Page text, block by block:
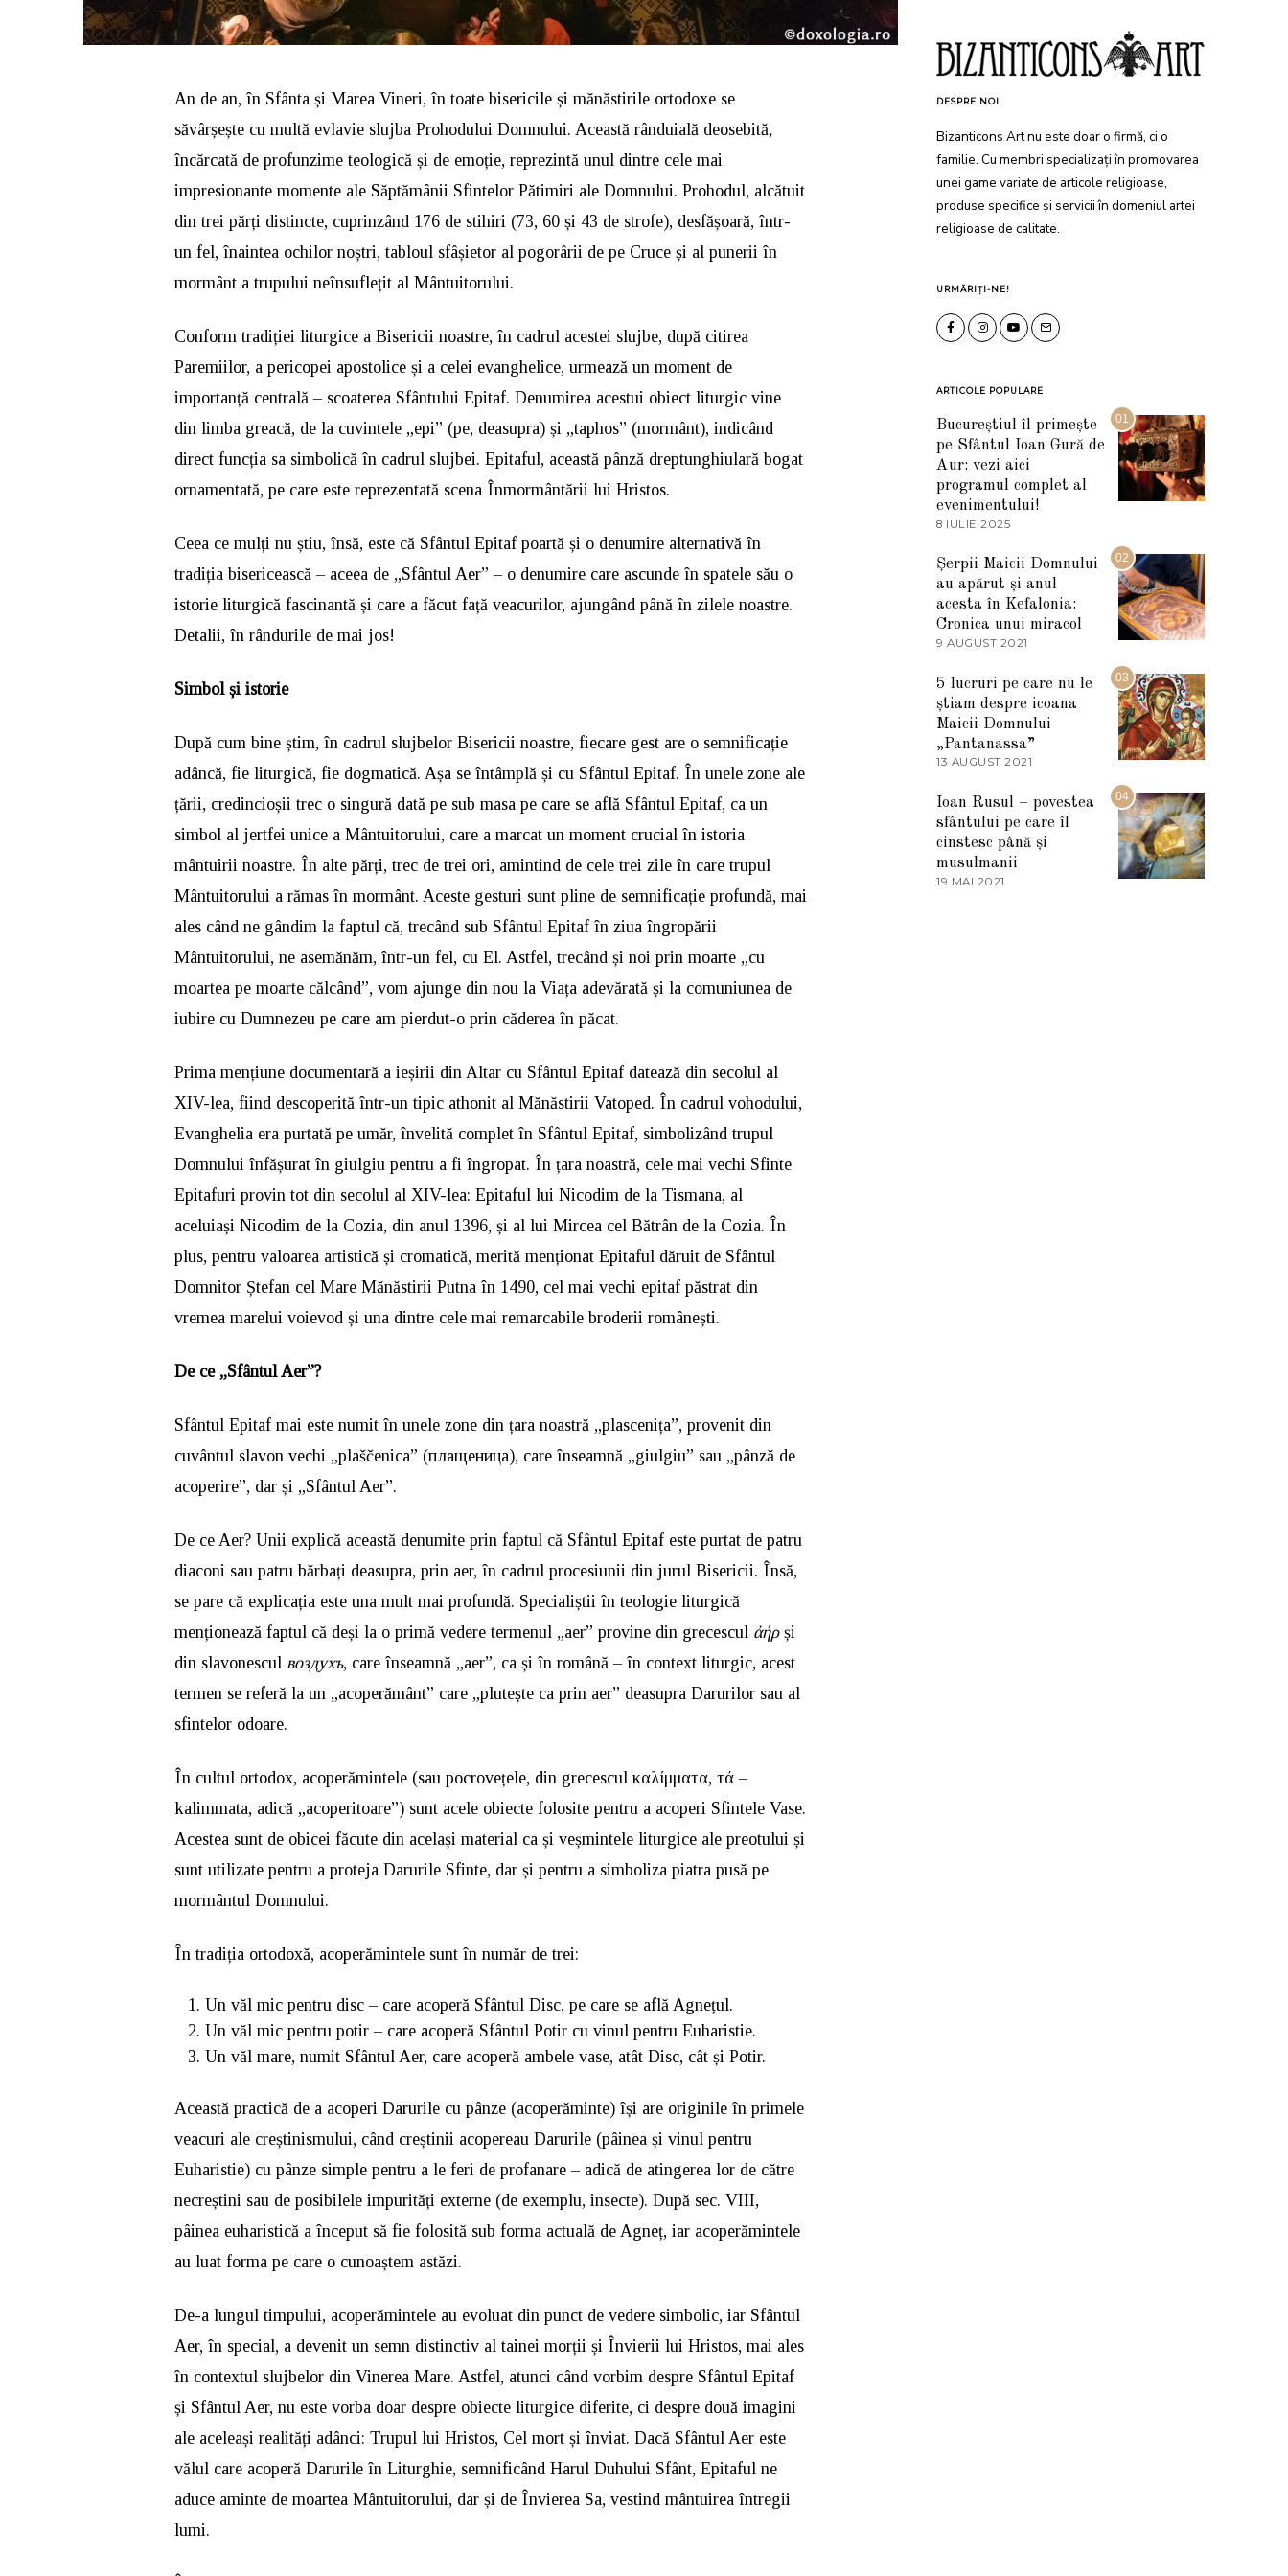
An de an, în Sfânta și Marea Vineri, în toate bisericile și mănăstirile ortodoxe se
săvârșește cu multă evlavie slujba Prohodului Domnului. Această rânduială deosebită,
încărcată de profunzime teologică și de emoție, reprezintă unul dintre cele mai
impresionante momente ale Săptămânii Sfintelor Pătimiri ale Domnului. Prohodul, alcătuit
din trei părți distincte, cuprinzând 176 de stihiri (73, 60 și 43 de strofe), desfășoară, într-
un fel, înaintea ochilor noștri, tabloul sfâșietor al pogorârii de pe Cruce și al punerii în
mormânt a trupului neînsuflețit al Mântuitorului.
Conform tradiției liturgice a Bisericii noastre, în cadrul acestei slujbe, după citirea
Paremiilor, a pericopei apostolice și a celei evanghelice, urmează un moment de
importanță centrală – scoaterea Sfântului Epitaf. Denumirea acestui obiect liturgic vine
din limba greacă, de la cuvintele „epi” (pe, deasupra) și „taphos” (mormânt), indicând
direct funcția sa simbolică în cadrul slujbei. Epitaful, această pânză dreptunghiulară bogat
ornamentată, pe care este reprezentată scena Înmormântării lui Hristos.
Ceea ce mulți nu știu, însă, este că Sfântul Epitaf poartă și o denumire alternativă în
tradiția bisericească – aceea de „Sfântul Aer” – o denumire care ascunde în spatele său o
istorie liturgică fascinantă și care a făcut față veacurilor, ajungând până în zilele noastre.
Detalii, în rândurile de mai jos!
Simbol și istorie
După cum bine știm, în cadrul slujbelor Bisericii noastre, fiecare gest are o semnificație
adâncă, fie liturgică, fie dogmatică. Așa se întâmplă și cu Sfântul Epitaf. În unele zone ale
țării, credincioșii trec o singură dată pe sub masa pe care se află Sfântul Epitaf, ca un
simbol al jertfei unice a Mântuitorului, care a marcat un moment crucial în istoria
mântuirii noastre. În alte părți, trec de trei ori, amintind de cele trei zile în care trupul
Mântuitorului a rămas în mormânt. Aceste gesturi sunt pline de semnificație profundă, mai
ales când ne gândim la faptul că, trecând sub Sfântul Epitaf în ziua îngropării
Mântuitorului, ne asemănăm, într-un fel, cu El. Astfel, trecând și noi prin moarte „cu
moartea pe moarte călcând”, vom ajunge din nou la Viața adevărată și la comuniunea de
iubire cu Dumnezeu pe care am pierdut-o prin căderea în păcat.
Prima mențiune documentară a ieșirii din Altar cu Sfântul Epitaf datează din secolul al
XIV-lea, fiind descoperită într-un tipic athonit al Mănăstirii Vatoped. În cadrul vohodului,
Evanghelia era purtată pe umăr, învelită complet în Sfântul Epitaf, simbolizând trupul
Domnului înfășurat în giulgiu pentru a fi îngropat. În țara noastră, cele mai vechi Sfinte
Epitafuri provin tot din secolul al XIV-lea: Epitaful lui Nicodim de la Tismana, al
aceluiași Nicodim de la Cozia, din anul 1396, și al lui Mircea cel Bătrân de la Cozia. În
plus, pentru valoarea artistică și cromatică, merită menționat Epitaful dăruit de Sfântul
Domnitor Ștefan cel Mare Mănăstirii Putna în 1490, cel mai vechi epitaf păstrat din
vremea marelui voievod și una dintre cele mai remarcabile broderii românești.
De ce „Sfântul Aer”?
Sfântul Epitaf mai este numit în unele zone din țara noastră „plascenița”, provenit din
cuvântul slavon vechi „plaščenica” (плащеница), care înseamnă „giulgiu” sau „pânză de
acoperire”, dar și „Sfântul Aer”.
De ce Aer? Unii explică această denumite prin faptul că Sfântul Epitaf este purtat de patru
diaconi sau patru bărbați deasupra, prin aer, în cadrul procesiunii din jurul Bisericii. Însă,
se pare că explicația este una mult mai profundă. Specialiștii în teologie liturgică
menționează faptul că deși la o primă vedere termenul „aer” provine din grecescul ἀήρși
din slavonescul воздухъ, care înseamnă „aer”, ca și în română – în context liturgic, acest
termen se referă la un „acoperământ” care „plutește ca prin aer” deasupra Darurilor sau al
sfintelor odoare.
În cultul ortodox, acoperămintele (sau pocrovețele, din grecescul καλίμματα, τά –
kalimmata, adică „acoperitoare”) sunt acele obiecte folosite pentru a acoperi Sfintele Vase.
Acestea sunt de obicei făcute din același material ca și veșmintele liturgice ale preotului și
sunt utilizate pentru a proteja Darurile Sfinte, dar și pentru a simboliza piatra pusă pe
mormântul Domnului.
În tradiția ortodoxă, acoperămintele sunt în număr de trei:
Un văl mic pentru disc – care acoperă Sfântul Disc, pe care se află Agnețul.
Un văl mic pentru potir – care acoperă Sfântul Potir cu vinul pentru Euharistie.
Un văl mare, numit Sfântul Aer, care acoperă ambele vase, atât Disc, cât și Potir.
Această practică de a acoperi Darurile cu pânze (acoperăminte) își are originile în primele
veacuri ale creștinismului, când creștinii acopereau Darurile (pâinea și vinul pentru
Euharistie) cu pânze simple pentru a le feri de profanare – adică de atingerea lor de către
necreștini sau de posibilele impurități externe (de exemplu, insecte). După sec. VIII,
pâinea euharistică a început să fie folosită sub forma actuală de Agneț, iar acoperămintele
au luat forma pe care o cunoaștem astăzi.
De-a lungul timpului, acoperămintele au evoluat din punct de vedere simbolic, iar Sfântul
Aer, în special, a devenit un semn distinctiv al tainei morții și Învierii lui Hristos, mai ales
în contextul slujbelor din Vinerea Mare. Astfel, atunci când vorbim despre Sfântul Epitaf
și Sfântul Aer, nu este vorba doar despre obiecte liturgice diferite, ci despre două imagini
ale aceleași realități adânci: Trupul lui Hristos, Cel mort și înviat. Dacă Sfântul Aer este
vălul care acoperă Darurile în Liturghie, semnificând Harul Duhului Sfânt, Epitaful ne
aduce aminte de moartea Mântuitorului, dar și de Învierea Sa, vestind mântuirea întregii
lumi.
DESPRE NOI
Bizanticons Art nu este doar o firmă, ci o
familie. Cu membri specializați în promovarea
unei game variate de articole religioase,
produse specifice și servicii în domeniul artei
religioase de calitate.
URMĂRIȚI-NE!
ARTICOLE POPULARE
01
Bucureștiul îl primește
pe Sfântul Ioan Gură de
Aur: vezi aici
programul complet al
evenimentului!
8 IULIE 2025
U
L
I
2
0
02
Șerpii Maicii Domnului
au apărut și anul
acesta în Kefalonia:
Cronica unui miracol
9 AUGUST 2021
A
R
T
I
2
2
2
03
5 lucruri pe care nu le
știam despre icoana
Maicii Domnului
„Pantanassa”
13 AUGUST 2021
U
G
U
S
04
Ioan Rusul – povestea
sfântului pe care îl
cinstesc până și
musulmanii
19 MAI 2021